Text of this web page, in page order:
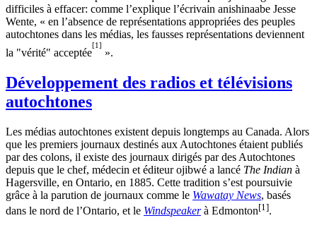
difficiles à effacer: comme l’explique l’écrivain anishinaabe Jesse
Wente, « en l’absence de représentations appropriées des peuples
autochtones dans les médias, les fausses représentations deviennent
la "vérité" acceptée
[1]
».
Développement des radios et télévisions
autochtones
Les médias autochtones existent depuis longtemps au Canada. Alors
que les premiers journaux destinés aux Autochtones étaient publiés
par des colons, il existe des journaux dirigés par des Autochtones
depuis que le chef, médecin et éditeur ojibwé a lancé The Indian à
Hagersville, en Ontario, en 1885. Cette tradition s’est poursuivie
grâce à la parution de journaux comme le Wawatay News, basés
dans le nord de l’Ontario, et le Windspeakerà Edmonton[1].